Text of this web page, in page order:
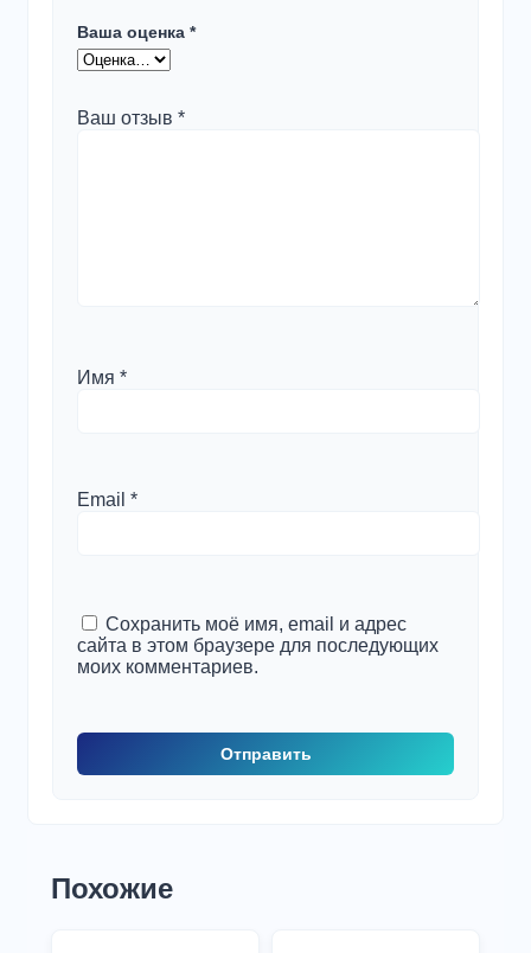
Ваша оценка *
Ваш отзыв *
Имя *
Email *
Сохранить моё имя, email и адрес
сайта в этом браузере для последующих
моих комментариев.
Похожие